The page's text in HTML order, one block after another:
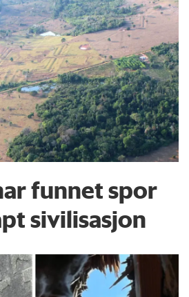
funnet spor
sivilisasjon